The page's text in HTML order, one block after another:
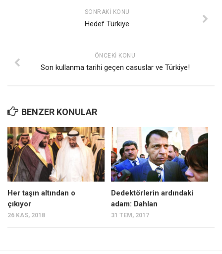
SONRAKI KONU
Hedef Türkiye
ÖNCEKI KONU
Son kullanma tarihi geçen casuslar ve Türkiye!
BENZER KONULAR
Her taşın altından o
çıkıyor
26 KAS, 2018
Dedektörlerin ardındaki
adam: Dahlan
31 TEM, 2017